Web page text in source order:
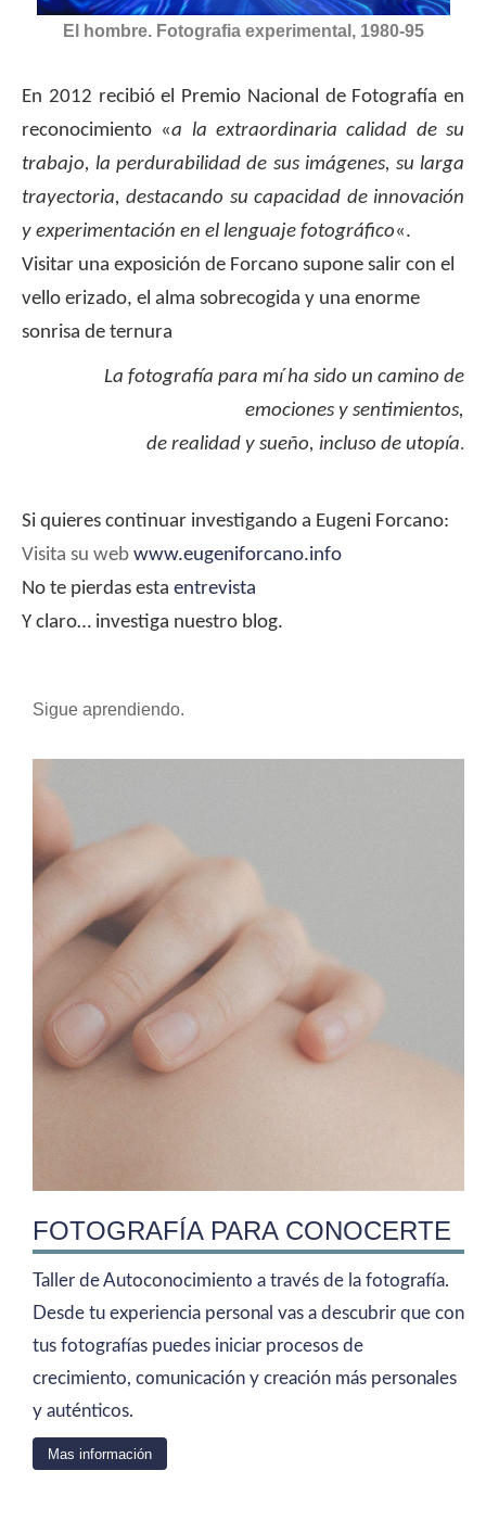
El hombre. Fotografia experimental, 1980-95
En 2012 recibió el Premio Nacional de Fotografía en
reconocimiento «a la extraordinaria calidad de su
trabajo, la perdurabilidad de sus imágenes, su larga
trayectoria, destacando su capacidad de innovación
y experimentación en el lenguaje fotográfico«.
Visitar una exposición de Forcano supone salir con el
vello erizado, el alma sobrecogida y una enorme
sonrisa de ternura
La fotografía para mí ha sido un camino de
emociones y sentimientos,
de realidad y sueño, incluso de utopía.
Si quieres continuar investigando a Eugeni Forcano:
Visita su web www.eugeniforcano.info
No te pierdas esta entrevista
Y claro… investiga nuestro blog.
Sigue aprendiendo.
FOTOGRAFÍA PARA CONOCERTE
Taller de Autoconocimiento a través de la fotografía.
Desde tu experiencia personal vas a descubrir que con
tus fotografías puedes iniciar procesos de
crecimiento, comunicación y creación más personales
y auténticos.
Mas información